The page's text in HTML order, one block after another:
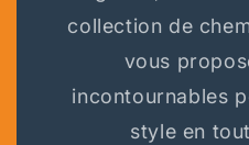
collection de
vous
incontournables
style en